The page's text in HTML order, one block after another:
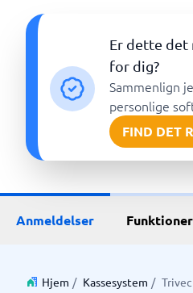
Er dette det
for dig?
Sammenlign
personlige
FIND DET
Anmeldelser Funktioner
Hjem / Kassesystem / Trivec